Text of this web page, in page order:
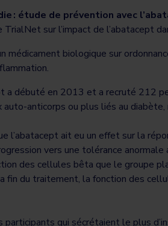
: étude de prévention avec
sur l’impact de l’abatacept
médicament biologique sur
a débuté en 2013 et a recruté
anticorps ou plus liés au
l’abatacept ait eu un effet sur la
vers une tolérance
des cellules bêta que le groupe
fin du traitement, la fonction des
qui sécrétaient le plus